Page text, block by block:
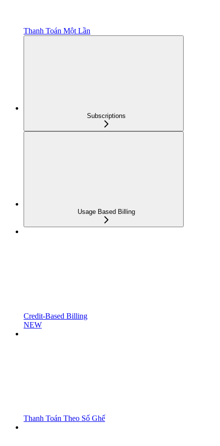
Thanh Toán Một Lần
Subscriptions
Usage Based Billing
Credit-Based Billing
NEW
Thanh Toán Theo Số Ghế